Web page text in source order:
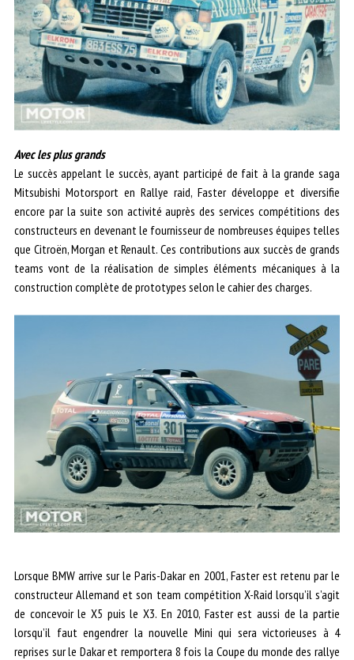
Avec les plus grands
Le succès appelant le succès, ayant participé de fait à la grande saga
Mitsubishi Motorsport en Rallye raid, Faster développe et diversifie
encore par la suite son activité auprès des services compétitions des
constructeurs en devenant le fournisseur de nombreuses équipes telles
que Citroën, Morgan et Renault. Ces contributions aux succès de grands
teams vont de la réalisation de simples éléments mécaniques à la
construction complète de prototypes selon le cahier des charges.
Lorsque BMW arrive sur le Paris-Dakar en 2001, Faster est retenu par le
constructeur Allemand et son team compétition X-Raid lorsqu’il s’agit
de concevoir le X5 puis le X3. En 2010, Faster est aussi de la partie
lorsqu’il faut engendrer la nouvelle Mini qui sera victorieuses à 4
reprises sur le Dakar et remportera 8 fois la Coupe du monde des rallye